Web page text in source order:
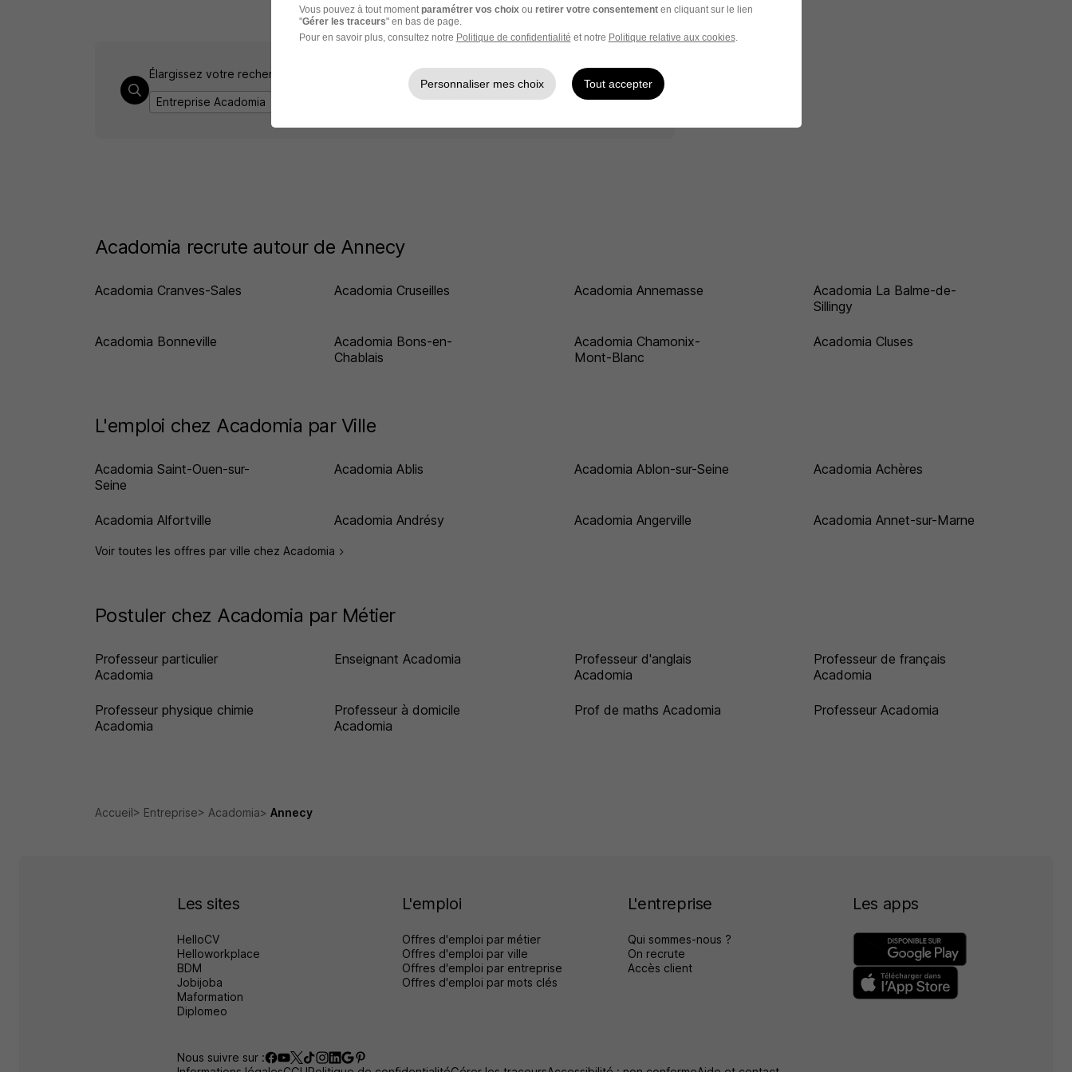
1
Élargissez votre recherche chez ou àAnnecy
Entreprise Acadomia Entreprise Annecy
Acadomia recrute autour de Annecy
Acadomia Cranves-Sales Acadomia Cruseilles Acadomia Annemasse
Acadomia La Balme-de-
Sillingy
Acadomia Bonneville
Acadomia Bons-en-
Chablais
Acadomia Chamonix-
Mont-Blanc
Acadomia Cluses
L'emploi chez Acadomia par Ville
Acadomia Saint-Ouen-sur-
Seine
Acadomia Ablis Acadomia Ablon-sur-Seine Acadomia Achères
Acadomia Alfortville Acadomia Andrésy Acadomia Angerville Acadomia Annet-sur-Marne
Voir toutes les offres par ville chez Acadomia
Postuler chez Acadomia par Métier
Professeur particulier
Acadomia
Enseignant Acadomia
Professeur d'anglais
Acadomia
Professeur de français
Acadomia
Professeur physique chimie
Acadomia
Professeur à domicile
Acadomia
Prof de maths Acadomia Professeur Acadomia
Accueil Entreprise Acadomia Annecy
Les sites
HelloCV
Helloworkplace
BDM
Jobijoba
Maformation
Diplomeo
L'emploi
Offres d'emploi par métier
Offres d'emploi par ville
Offres d'emploi par entreprise
Offres d'emploi par mots clés
L'entreprise
Qui sommes-nous ?
On recrute
Accès client
Les apps
Nous suivre sur :
Vous pouvez à tout momentparamétrer vos choixou retirer votre consentementen cliquant sur le lien
"Gérer les traceurs" en bas de page.
Pour en savoir plus, consultez notre Politique de confidentialité et notre Politique relative aux cookies.
Personnaliser mes choix Tout accepter